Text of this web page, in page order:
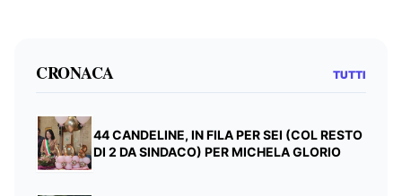
CRONACA TUTTI
44 CANDELINE, IN FILA PER SEI (COL RESTO
DI 2 DA SINDACO) PER MICHELA GLORIO